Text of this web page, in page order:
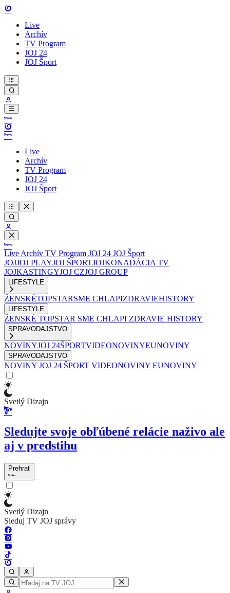
Live
Archív
TV Program
JOJ 24
JOJ Šport
Live
Archív
TV Program
JOJ 24
JOJ Šport
Live Archív TV Program JOJ 24 JOJ Šport
JOJJOJ PLAYJOJ ŠPORTJOJKONADÁCIA TV
JOJKASTINGYJOJ CZJOJ GROUP
LIFESTYLE
ŽENSKÉTOPSTARSME CHLAPIZDRAVIEHISTORY
LIFESTYLE
ŽENSKÉ TOPSTAR SME CHLAPI ZDRAVIE HISTORY
SPRAVODAJSTVO
NOVINYJOJ 24ŠPORTVIDEONOVINYEUNOVINY
SPRAVODAJSTVO
NOVINY JOJ 24 ŠPORT VIDEONOVINY EUNOVINY
Svetlý Dizajn
Sledujte svoje obľúbené relácie naživo ale
aj v predstihu
Prehrať
Svetlý Dizajn
Sleduj TV JOJ správy